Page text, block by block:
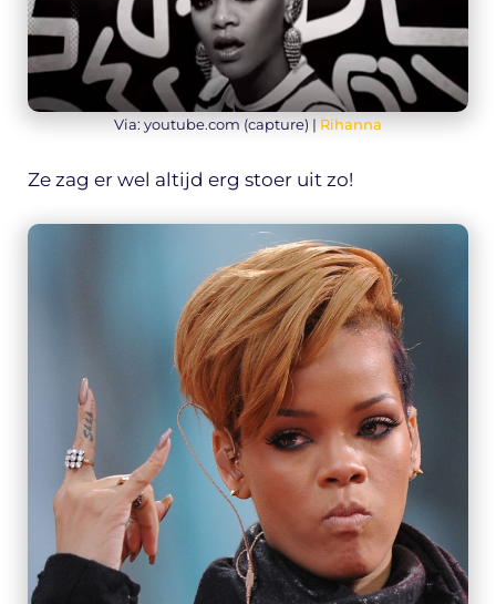
Via: youtube.com (capture) | Rihanna
Ze zag er wel altijd erg stoer uit zo!